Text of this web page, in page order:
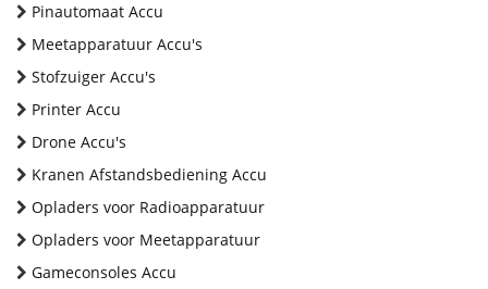
Pinautomaat Accu
Meetapparatuur Accu's
Stofzuiger Accu's
Printer Accu
Drone Accu's
Kranen Afstandsbediening Accu
Opladers voor Radioapparatuur
Opladers voor Meetapparatuur
Gameconsoles Accu